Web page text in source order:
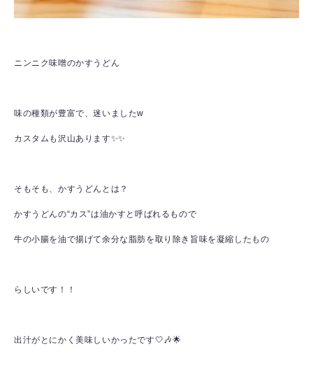
ニンニク味噌のかすうどん
味の種類が豊富で、迷いましたw
カスタムも沢山あります✨✨
そもそも、かすうどんとは？
かすうどんの“カス”は油かすと呼ばれるもので
牛の小腸を油で揚げて余分な脂肪を取り除き旨味を凝縮したもの
らしいです！！
出汁がとにかく美味しいかったです🤍🎶🌟